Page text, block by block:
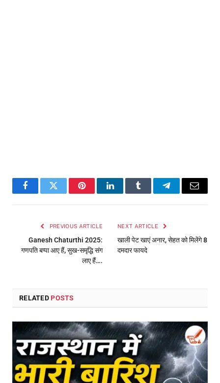
FacebookTwitter PinterestLinkedInTumblr TelegramEmail
PREVIOUS ARTICLE
Ganesh Chaturthi 2025:
गणपति बप्पा आए हैं, सुख-समृद्धि संग
लाए हैं….
NEXT ARTICLE
खाली पेट खाएं अनार, सेहत को मिलेंगे 8
दमदार फायदे
RELATED POSTS